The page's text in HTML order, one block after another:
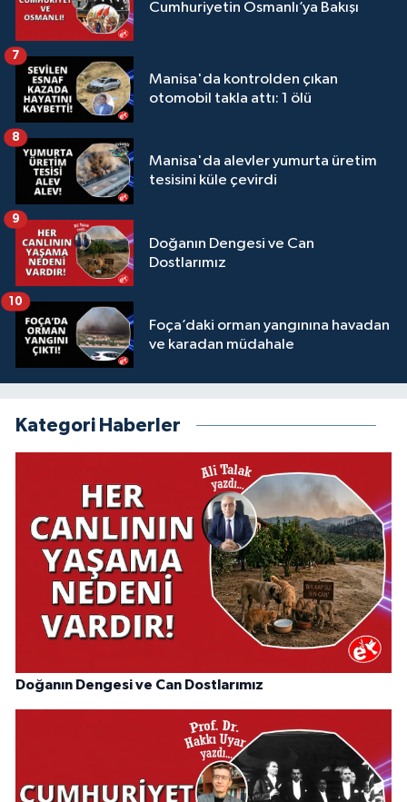
Cumhuriyetin Osmanlı’ya Bakışı
Manisa'da kontrolden çıkan
otomobil takla attı: 1 ölü
7
Manisa'da alevler yumurta üretim
tesisini küle çevirdi
8
Doğanın Dengesi ve Can
Dostlarımız
9
Foça’daki orman yangınına havadan
ve karadan müdahale
10
Kategori Haberler
Doğanın Dengesi ve Can Dostlarımız